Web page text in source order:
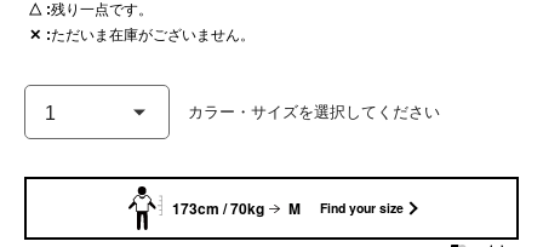
△ 残り一点です。
✕
ただいま在庫がございません。
173cm / 70kg M Find your size